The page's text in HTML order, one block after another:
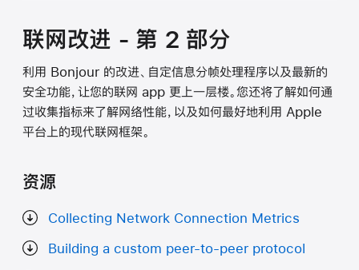
联网改进 - 第 2 部分
利用 Bonjour 的改进、自定信息分帧处理程序以及最新的
安全功能，让您的联网 app 更上一层楼。您还将了解如何通
过收集指标来了解网络性能，以及如何最好地利用 Apple
平台上的现代联网框架。
资源
Collecting Network Connection Metrics
Building a custom peer-to-peer protocol